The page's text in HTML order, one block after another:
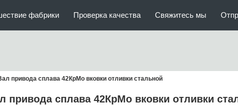
фабрики Проверка качества Свяжитесь мы
привода сплава 42КрМо вковки отливки стальной
привода сплава 42КрМо вковки отливки